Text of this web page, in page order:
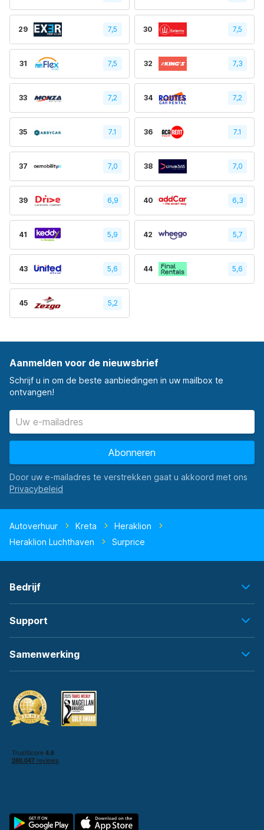
29 7,5 30 7,5
31 7,5 32 7,3
33 7,2 34 7,2
35 7.1 36 7.1
37 7,0 38 7,0
39 6,9 40 6,3
41 5,9 42 5,7
43 5,6 44 5,6
45 5,2
Aanmelden voor de nieuwsbrief
Schrijf u in om de beste aanbiedingen in uw mailbox te
ontvangen!
Abonneren
Door uw e-mailadres te verstrekken gaat u akkoord met ons
Autoverhuur Kreta
Heraklion
Heraklion Luchthaven
Surprice
Bedrijf
Support
Samenwerking